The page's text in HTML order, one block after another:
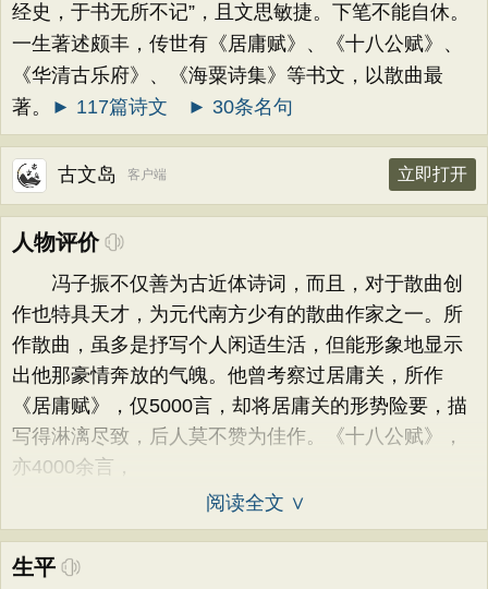
经史，于书无所不记”，且文思敏捷。下笔不能自休。
一生著述颇丰，传世有《居庸赋》、《十八公赋》、
《华清古乐府》、《海粟诗集》等书文，以散曲最
著。
► 117篇诗文 ► 30条名句
古文岛 客户端 立即打开
人物评价
冯子振不仅善为古近体诗词，而且，对于散曲创
作也特具天才，为元代南方少有的散曲作家之一。所
作散曲，虽多是抒写个人闲适生活，但能形象地显示
出他那豪情奔放的气魄。他曾考察过居庸关，所作
《居庸赋》，仅5000言，却将居庸关的形势险要，描
写得淋漓尽致，后人莫不赞为佳作。《十八公赋》，
亦4000余言，
阅读全文 ∨
生平